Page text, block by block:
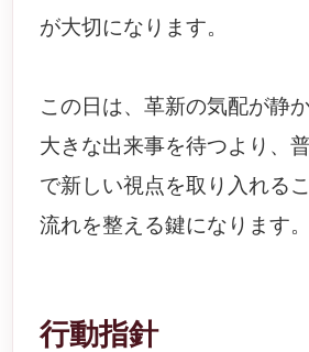
が大切になります。
この日は、革新の気配が静
大きな出来事を待つより、
で新しい視点を取り入れる
流れを整える鍵になります。
行動指針